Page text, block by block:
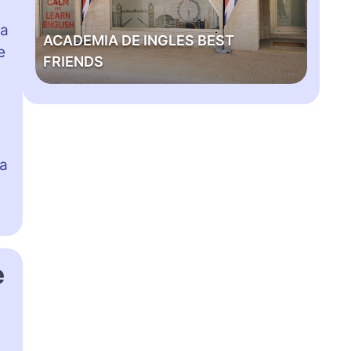
ACADEMIA DE INGLES BEST
FRIENDS
M
D
E
I